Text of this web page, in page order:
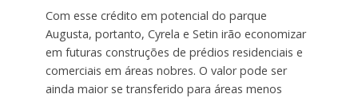
Com esse crédito em potencial do parque
Augusta, portanto, Cyrela e Setin irão economizar
em futuras construções de prédios residenciais e
comerciais em áreas nobres. O valor pode ser
ainda maior se transferido para áreas menos